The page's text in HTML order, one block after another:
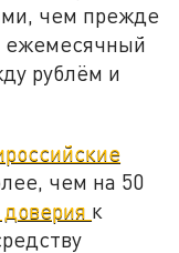
чем прежде
ежемесячный
рублём и
чем на 50
к